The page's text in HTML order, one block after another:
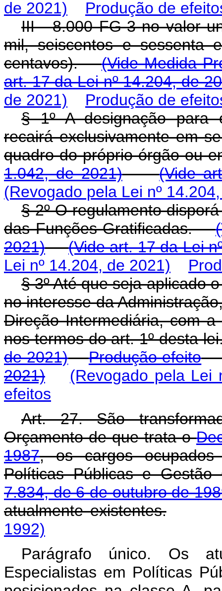
de 2021)
Produção de
III - 8.000 FG-3 no valor
mil, seiscentos e sessenta
centavos).(Vide Medida
art. 17 da Lei nº 14.204, de
de 2021)
Produção de
§ 1º A designação para
recairá exclusivamente em
quadro do próprio órgão ou
1.042, de 2021)
(Vide
(Revogado pela Lei nº
§ 2º O regulamento
das Funções Gratificadas.
2021)
(Vide art. 17 da Lei
Lei nº 14.204, de 2021)
§ 3º Até que seja aplicado
no interesse da
Direção Intermediária, com
nos termos do art. 1º desta
de 2021)
Produção efeito
2021)
(Revogado pela Lei
efeitos
Art. 27. São
Orçamento de que trata o
1987, os cargos
Políticas Públicas e
7.834, de 6 de outubro de
atualmente existentes.
1992)
Parágrafo único. Os
Especialistas em Políticas